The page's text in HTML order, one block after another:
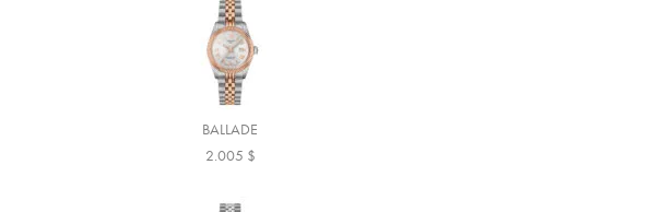
BALLADE
2.005 $